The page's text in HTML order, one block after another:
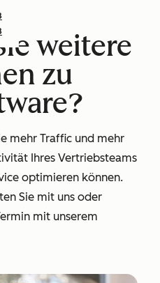
weitere
zu
mehr Traffic und mehr
Ihres Vertriebsteams
optimieren können.
Sie mit uns oder
mit unserem